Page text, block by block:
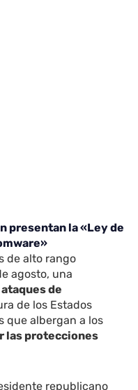
presentan la «Ley de
de alto rango
agosto, una
de
de los Estados
que albergan a los
las protecciones
republicano